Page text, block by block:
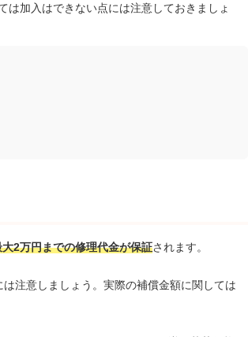
は加入はできない点には注意しておきましょ
大2万円までの修理代金が保証されます。
注意しましょう。実際の補償金額に関しては